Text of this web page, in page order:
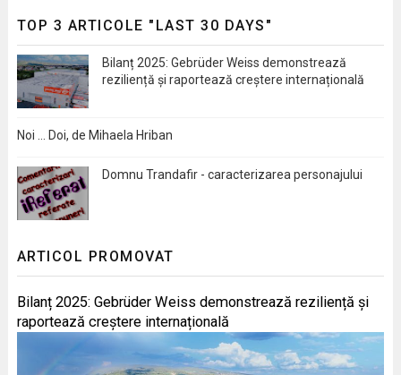
TOP 3 ARTICOLE "LAST 30 DAYS"
Bilanț 2025: Gebrüder Weiss demonstrează
reziliență și raportează creștere internațională
Noi … Doi, de Mihaela Hriban
Domnu Trandafir - caracterizarea personajului
ARTICOL PROMOVAT
Bilanț 2025: Gebrüder Weiss demonstrează reziliență și
raportează creștere internațională